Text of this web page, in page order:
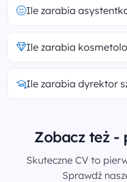
Ile zarabia
Ile zarabia
Ile zarabia dyrektor
Zobacz też -
Skuteczne CV to
Sprawdź